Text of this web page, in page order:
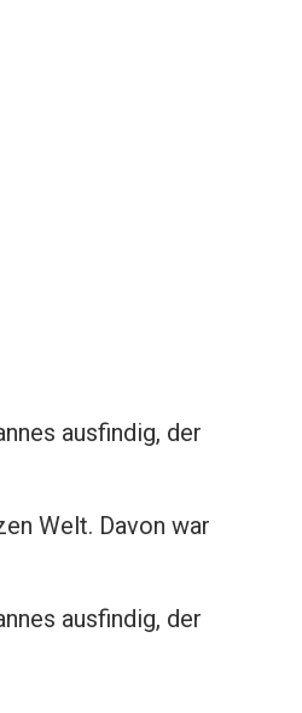
ausfindig, der
Welt. Davon war
ausfindig, der